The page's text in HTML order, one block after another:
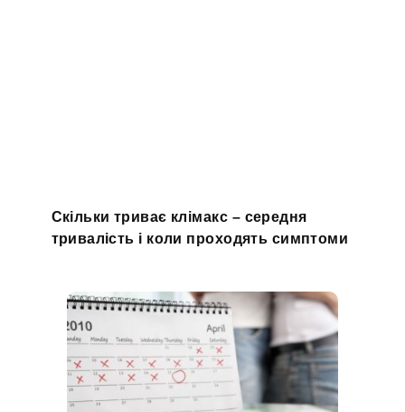
Скільки триває клімакс – середня
тривалість і коли проходять симптоми